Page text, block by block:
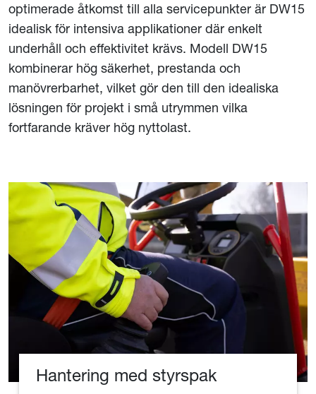
optimerade åtkomst till alla servicepunkter är DW15
idealisk för intensiva applikationer där enkelt
underhåll och effektivitet krävs. Modell DW15
kombinerar hög säkerhet, prestanda och
manövrerbarhet, vilket gör den till den idealiska
lösningen för projekt i små utrymmen vilka
fortfarande kräver hög nyttolast.
Hantering med styrspak